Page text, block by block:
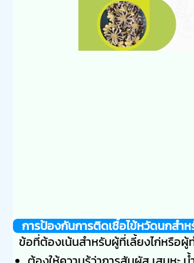
การป้องกันการติดเชื้อไข้หวัดนกสำ
ข้อที่ต้องเน้นสำหรับผู้ที่เลี้ยงไก่หรือผู้